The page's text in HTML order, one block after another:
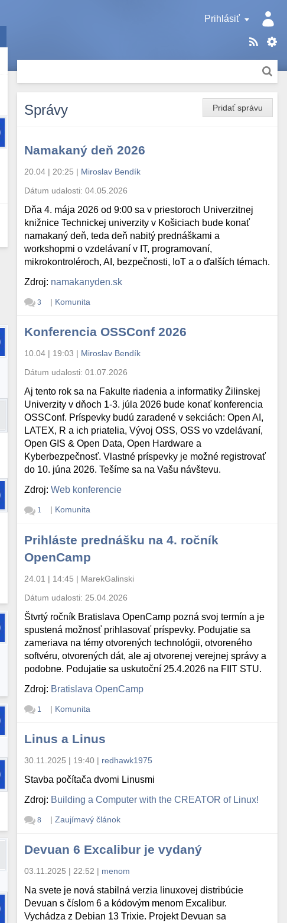
Prihlásiť
Pridať správu
Správy
Namakaný deň 2026
20.04 | 20:25 | Miroslav Bendík
Dátum udalosti:04.05.2026
Dňa 4. mája 2026 od 9:00 sa v priestoroch Univerzitnej
knižnice Technickej univerzity v Košiciach bude konať
namakaný deň, teda deň nabitý prednáškami a
workshopmi o vzdelávaní v IT, programovaní,
mikrokontroléroch, AI, bezpečnosti, IoT a o ďalších témach.
Zdroj: namakanyden.sk
3 | Komunita
Konferencia OSSConf 2026
10.04 | 19:03 | Miroslav Bendík
Dátum udalosti:01.07.2026
Aj tento rok sa na Fakulte riadenia a informatiky Žilinskej
Univerzity v dňoch 1-3. júla 2026 bude konať konferencia
OSSConf. Príspevky budú zaradené v sekciách: Open AI,
LATEX, R a ich priatelia, Vývoj OSS, OSS vo vzdelávaní,
Open GIS & Open Data, Open Hardware a
Kyberbezpečnosť. Vlastné príspevky je možné registrovať
do 10. júna 2026. Tešíme sa na Vašu návštevu.
Zdroj:Web konferencie
1 | Komunita
Prihláste prednášku na 4. ročník
OpenCamp
24.01 | 14:45 | MarekGalinski
Dátum udalosti: 25.04.2026
Štvrtý ročník Bratislava OpenCamp pozná svoj termín a je
spustená možnosť prihlasovať príspevky. Podujatie sa
zameriava na témy otvorených technológii, otvoreného
softvéru, otvorených dát, ale aj otvorenej verejnej správy a
podobne. Podujatie sa uskutoční 25.4.2026 na FIIT STU.
Zdroj: Bratislava OpenCamp
1 | Komunita
Linus a Linus
30.11.2025 | 19:40 | redhawk1975
Stavba počítača dvomi Linusmi
Zdroj: Building a Computer with the CREATOR of Linux!
8 | Zaujímavý článok
Devuan 6 Excalibur je vydaný
03.11.2025 | 22:52 | menom
Na svete je nová stabilná verzia linuxovej distribúcie
Devuan s číslom 6 a kódovým menom Excalibur.
Vychádza z Debian 13 Trixie. Projekt Devuan sa